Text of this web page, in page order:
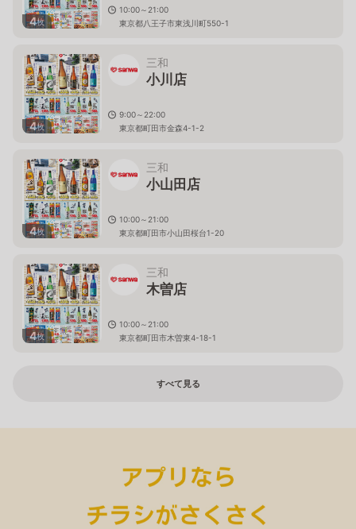
4枚
10:00～21:00
東京都八王子市東浅川町550-1
4枚
三和
小川店
9:00～22:00
東京都町田市金森4-1-2
4枚
三和
小山田店
10:00～21:00
東京都町田市小山田桜台1-20
4枚
三和
木曽店
10:00～21:00
東京都町田市木曽東4-18-1
すべて見る